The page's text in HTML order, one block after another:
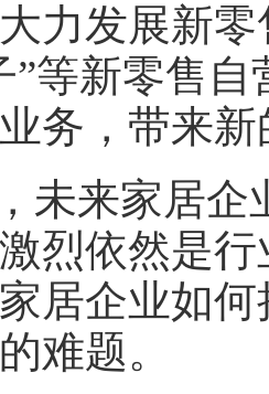
力发展新
”等新零售
务，带来
未来家居企
烈依然是
居企业如
难题。